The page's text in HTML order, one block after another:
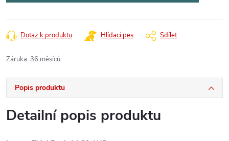
Dotaz k produktu Hlídací pes Sdílet
Záruka: 36 měsíců
Popis produktu
Detailní popis produktu